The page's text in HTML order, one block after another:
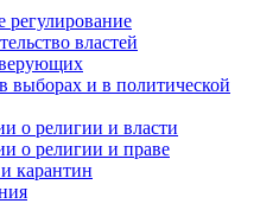
регулирование
властей
выборах и в политической
о религии и власти
о религии и праве
карантин